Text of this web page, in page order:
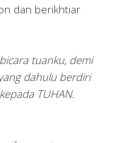
dan berikhtiar
tuanku, demi
dahulu berdiri
TUHAN.